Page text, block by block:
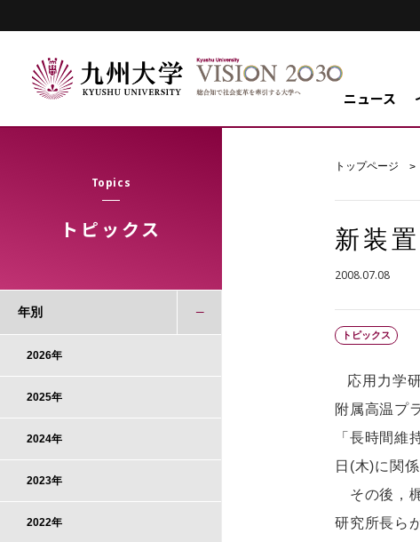
ニュース
Topics
トピックス
トップページ
新装
2008.07.08
トピックス
応用力学
附属高温プ
「長時間維
日(木)に関
その後，
研究所長ら
年別
2026年
2025年
2024年
2023年
2022年